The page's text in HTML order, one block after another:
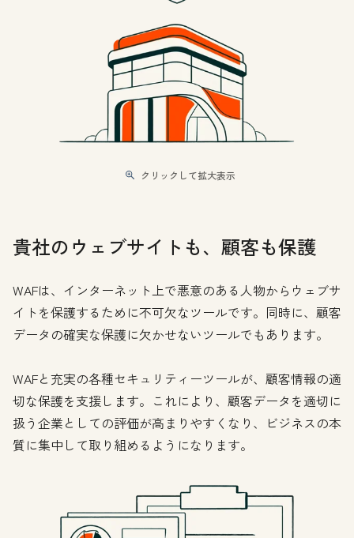
クリックして拡大表示
貴社のウェブサイトも、顧客も保護
WAFは、インターネット上で悪意のある人物からウェブサ
イトを保護するために不可欠なツールです。同時に、顧客
データの確実な保護に欠かせないツールでもあります。
WAFと充実の各種セキュリティーツールが、顧客情報の適
切な保護を支援します。これにより、顧客データを適切に
扱う企業としての評価が高まりやすくなり、ビジネスの本
質に集中して取り組めるようになります。